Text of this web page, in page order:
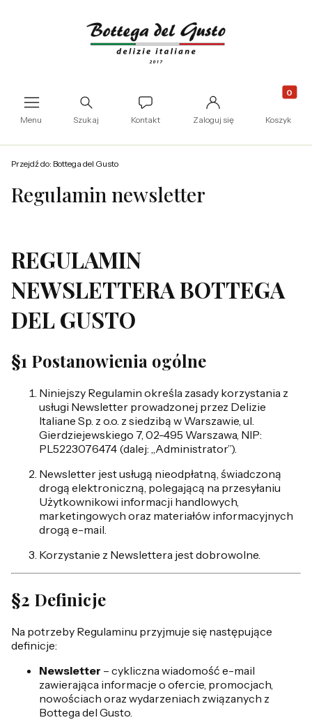
Menu
Otwórz wyszukiwarkę
Szukaj Kontakt Zaloguj się Koszyk
Przejdź do: Bottega del Gusto
Regulamin newsletter
REGULAMIN
NEWSLETTERA BOTTEGA
DEL GUSTO
§1 Postanowienia ogólne
Niniejszy Regulamin określa zasady korzystania z
usługi Newsletter prowadzonej przez Delizie
Italiane Sp. z o.o. z siedzibą w Warszawie, ul.
Gierdziejewskiego 7, 02-495 Warszawa, NIP:
PL5223076474 (dalej: „Administrator”).
Newsletter jest usługą nieodpłatną, świadczoną
drogą elektroniczną, polegającą na przesyłaniu
Użytkownikowi informacji handlowych,
marketingowych oraz materiałów informacyjnych
drogą e-mail.
Korzystanie z Newslettera jest dobrowolne.
§2 Definicje
Na potrzeby Regulaminu przyjmuje się następujące
definicje:
Newsletter – cykliczna wiadomość e-mail
zawierająca informacje o ofercie, promocjach,
nowościach oraz wydarzeniach związanych z
Bottega del Gusto.